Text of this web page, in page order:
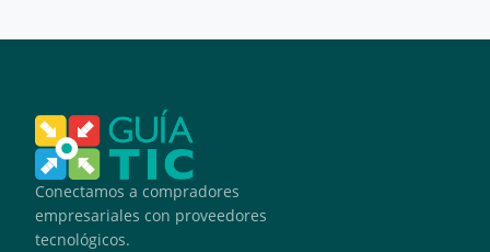
Conectamos a compradores
empresariales con proveedores
tecnológicos.